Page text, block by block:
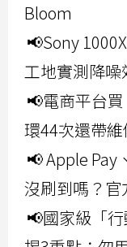
Bloom
📢Sony
工地實測降
📢電商平台
環44次還帶
📢 Apple Pay
沒刷到嗎？
📢國家級「